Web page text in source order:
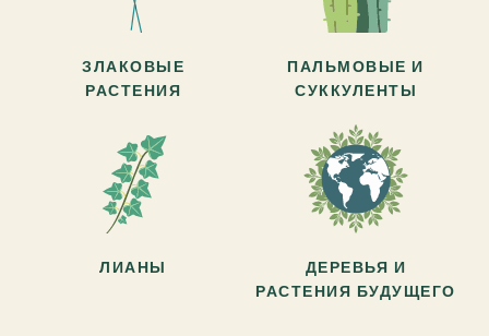
ЗЛАКОВЫЕ
РАСТЕНИЯ
ПАЛЬМОВЫЕ И
СУККУЛЕНТЫ
ЛИАНЫ
ДЕРЕВЬЯ И
РАСТЕНИЯ БУДУЩЕГО